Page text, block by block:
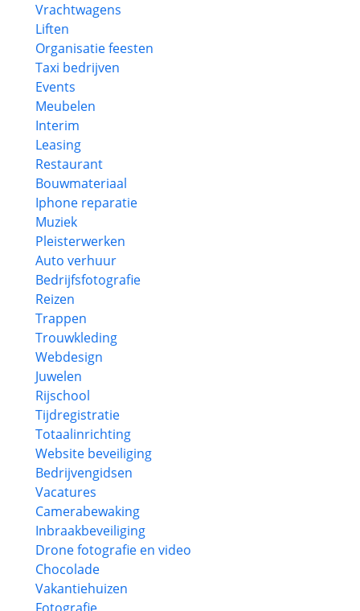
Vrachtwagens
Liften
Organisatie feesten
Taxi bedrijven
Events
Meubelen
Interim
Leasing
Restaurant
Bouwmateriaal
Iphone reparatie
Muziek
Pleisterwerken
Auto verhuur
Bedrijfsfotografie
Reizen
Trappen
Trouwkleding
Webdesign
Juwelen
Rijschool
Tijdregistratie
Totaalinrichting
Website beveiliging
Bedrijvengidsen
Vacatures
Camerabewaking
Inbraakbeveiliging
Drone fotografie en video
Chocolade
Vakantiehuizen